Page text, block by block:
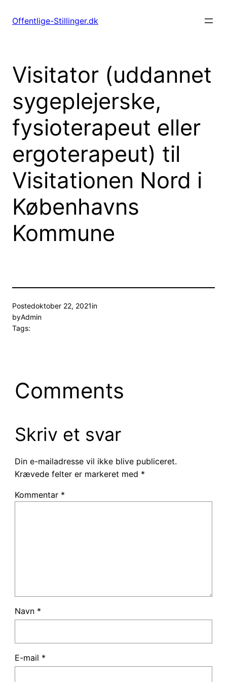
Offentlige-Stillinger.dk
Visitator (uddannet
sygeplejerske,
fysioterapeut eller
ergoterapeut) til
Visitationen Nord i
Københavns
Kommune
Postedoktober 22, 2021in
byAdmin
Tags:
Comments
Skriv et svar
Din e-mailadresse vil ikke blive publiceret.
Krævede felter er markeret med *
Kommentar *
Navn *
E-mail *